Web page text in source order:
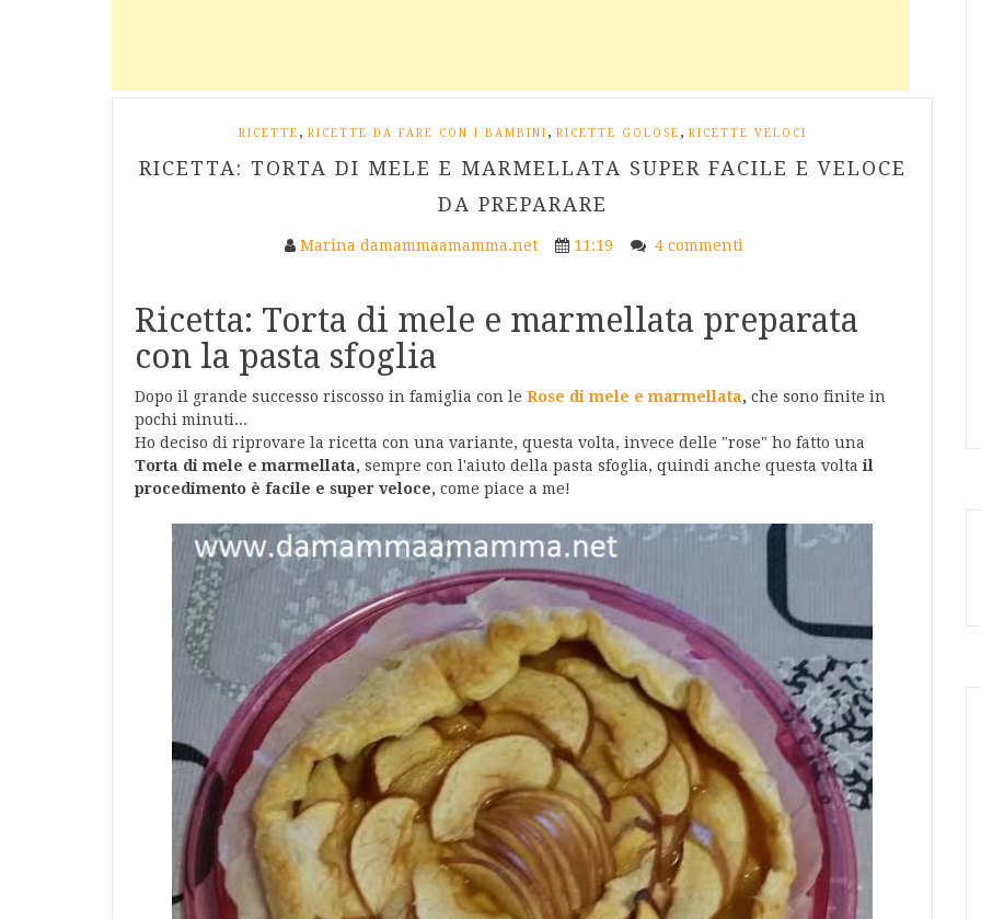
RICETTE , RICETTE DA FARE CON I BAMBINI , RICETTE GOLOSE , RICETTE VELOCI
RICETTA: TORTA DI MELE E MARMELLATA SUPER FACILE E VELOCE
DA PREPARARE
Marina damammaamamma.net 11:19 4 commenti
Ricetta: Torta di mele e marmellata preparata
con la pasta sfoglia
Dopo il grande successo riscosso in famiglia con le Rose di mele e marmellata, che sono finite in
pochi minuti...
Ho deciso di riprovare la ricetta con una variante, questa volta, invece delle "rose" ho fatto una
Torta di mele e marmellata, sempre con l'aiuto della pasta sfoglia, quindi anche questa voltail
procedimento è facile e super veloce, come piace a me!